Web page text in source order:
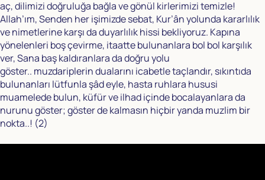
aç, dilimizi doğruluğa bağla ve gönül kirlerimizi temizle!
Allah’ım, Senden her işimizde sebat, Kur’ân yolunda kararlılık
ve nimetlerine karşı da duyarlılık hissi bekliyoruz. Kapına
yönelenleri boş çevirme, itaatte bulunanlara bol bol karşılık
ver, Sana baş kaldıranlara da doğru yolu
göster.. muzdariplerin dualarını icabetle taçlandır, sıkıntıda
bulunanları lütfunla şâd eyle, hasta ruhlara hususi
muamelede bulun, küfür ve ilhad içinde bocalayanlara da
nurunu göster; göster de kalmasın hiçbir yanda muzlim bir
nokta..! (2)